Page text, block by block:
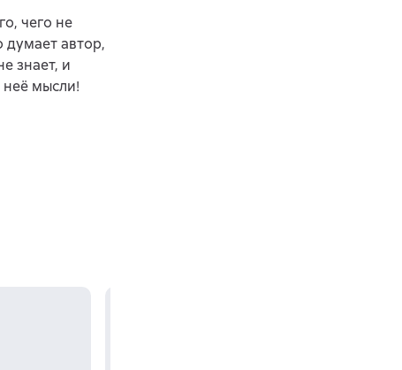
чего не
думает автор,
знает, и
неё мысли!